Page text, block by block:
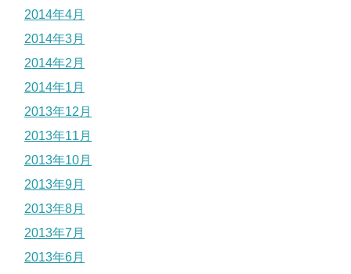
2014年4月
2014年3月
2014年2月
2014年1月
2013年12月
2013年11月
2013年10月
2013年9月
2013年8月
2013年7月
2013年6月